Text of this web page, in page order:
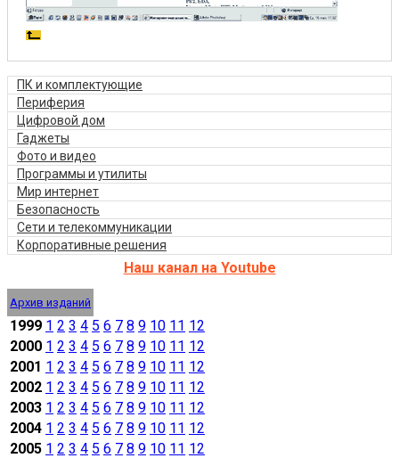
ПК и комплектующие
Периферия
Цифровой дом
Гаджеты
Фото и видео
Программы и утилиты
Мир интернет
Безопасность
Сети и телекоммуникации
Корпоративные решения
Наш канал на Youtube
Архив изданий
1999 1 2 3 4 5 6 7 8 9 10 11 12
2000 1 2 3 4 5 6 7 8 9 10 11 12
2001 1 2 3 4 5 6 7 8 9 10 11 12
2002 1 2 3 4 5 6 7 8 9 10 11 12
2003 1 2 3 4 5 6 7 8 9 10 11 12
2004 1 2 3 4 5 6 7 8 9 10 11 12
2005 1 2 3 4 5 6 7 8 9 10 11 12